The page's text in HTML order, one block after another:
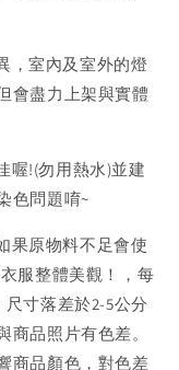
，室內及室外的燈
會盡力上架與實體
喔!(勿用熱水)並建
色問題唷~
果原物料不足會使
服整體美觀！，每
寸落差於2-5公分
品照片有色差。
商品顏色，對色差